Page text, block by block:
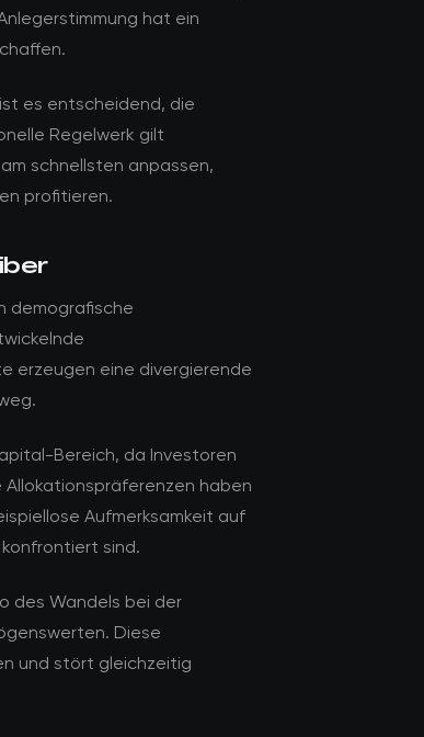
hat ein
es entscheidend, die
Regelwerk gilt
schnellsten anpassen,
profitieren.
demografische
erzeugen eine divergierende
Bereich, da Investoren
haben
Aufmerksamkeit auf
sind.
des Wandels bei der
Diese
und stört gleichzeitig